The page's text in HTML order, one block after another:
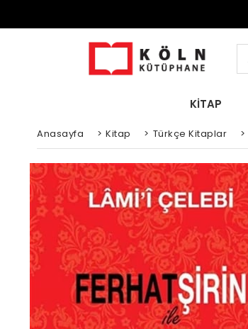
KİTAP
Anasayfa > Kitap > Türkçe Kitaplar >